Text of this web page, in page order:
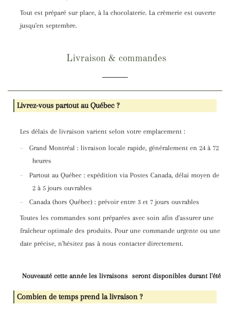
Tout est préparé sur place, à la chocolaterie. La crèmerie est ouverte
jusqu'en septembre.
Livraison & commandes
Livrez-vous partout au Québec ?
Les délais de livraison varient selon votre emplacement :
–
Grand Montréal : livraison locale rapide, généralement en 24 à 72
heures
–
Partout au Québec : expédition via Postes Canada, délai moyen de
2 à 5 jours ouvrables
–
Canada (hors Québec) : prévoir entre 3 et 7 jours ouvrables
Toutes les commandes sont préparées avec soin afin d'assurer une
fraîcheur optimale des produits. Pour une commande urgente ou une
date précise, n'hésitez pas à nous contacter directement.
Nouveauté cette année les livraisons seront disponibles durant l'été
Combien de temps prend la livraison ?